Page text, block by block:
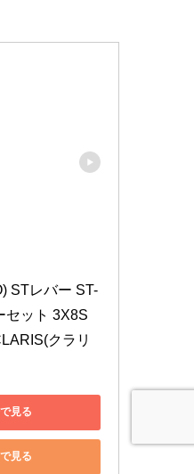
STレバー ST-
セット 3X8S
クラリ
見る
見る